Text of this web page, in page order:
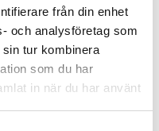
från din enhet
och analysföretag som
tur kombinera
som du har
in när du har använt
fel: ”Kommer att